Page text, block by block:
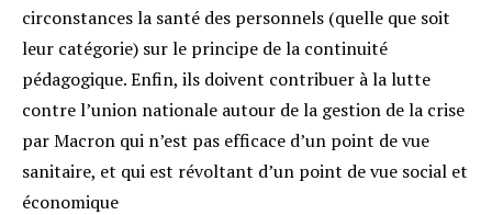
circonstances la santé des personnels (quelle que soit
leur catégorie) sur le principe de la continuité
pédagogique. Enfin, ils doivent contribuer à la lutte
contre l’union nationale autour de la gestion de la crise
par Macron qui n’est pas efficace d’un point de vue
sanitaire, et qui est révoltant d’un point de vue social et
économique